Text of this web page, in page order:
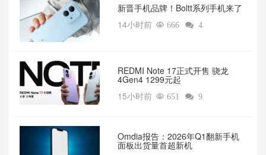
新晋手机品牌！Boltt系列手机来了
14小时前  666  4
REDMI Note 17正式开售 骁龙
4Gen4 1299元起
15小时前  651  9
Omdia报告：2026年Q1翻新手机
面板出货量首超新机